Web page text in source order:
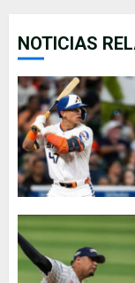
NOTICIAS